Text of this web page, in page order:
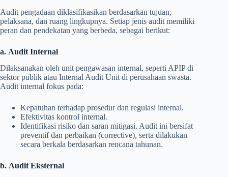
Audit pengadaan diklasifikasikan berdasarkan tujuan,
pelaksana, dan ruang lingkupnya. Setiap jenis audit memiliki
peran dan pendekatan yang berbeda, sebagai berikut:
a. Audit Internal
Dilaksanakan oleh unit pengawasan internal, seperti APIP di
sektor publik atau Internal Audit Unit di perusahaan swasta.
Audit internal fokus pada:
Kepatuhan terhadap prosedur dan regulasi internal.
Efektivitas kontrol internal.
Identifikasi risiko dan saran mitigasi. Audit ini bersifat
preventif dan perbaikan (corrective), serta dilakukan
secara berkala berdasarkan rencana tahunan.
b. Audit Eksternal